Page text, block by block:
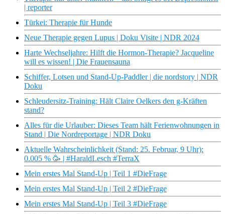
| reporter
Türkei: Therapie für Hunde
Neue Therapie gegen Lupus | Doku Visite | NDR 2024
Harte Wechseljahre: Hilft die Hormon-Therapie? Jacqueline
will es wissen! | Die Frauensauna
Schiffer, Lotsen und Stand-Up-Paddler | die nordstory | NDR
Doku
Schleudersitz-Training: Hält Claire Oelkers den g-Kräften
stand?
Alles für die Urlauber: Dieses Team hält Ferienwohnungen in
Stand | Die Nordreportage | NDR Doku
Aktuelle Wahrscheinlichkeit (Stand: 25. Februar, 9 Uhr):
0.005 % 🥳 | #HaraldLesch #TerraX
Mein erstes Mal Stand-Up | Teil 1 #DieFrage
Mein erstes Mal Stand-Up | Teil 2 #DieFrage
Mein erstes Mal Stand-Up | Teil 3 #DieFrage